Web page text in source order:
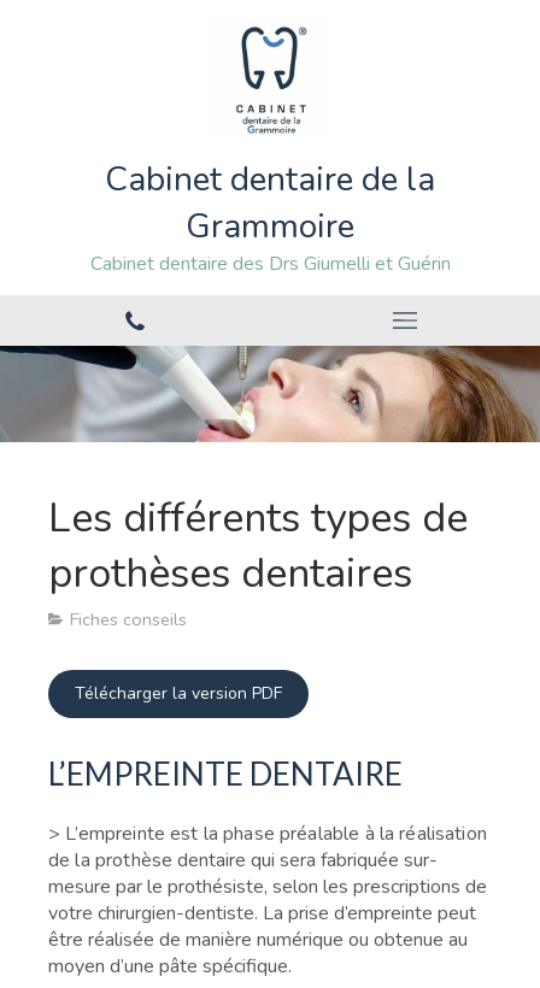
Cabinet dentaire de la
Grammoire
Cabinet dentaire des Drs Giumelli et Guérin
Les différents types de
prothèses dentaires
Fiches conseils
Télécharger la version PDF
L’EMPREINTE DENTAIRE
> L’empreinte est la phase préalable à la réalisation
de la prothèsedentaire qui sera fabriquée sur-
mesure par le prothésiste, selon les prescriptions de
votre chirurgien-dentiste. La prise d’empreinte peut
être réalisée de manière numérique ou obtenue au
moyen d’une pâte spécifique.